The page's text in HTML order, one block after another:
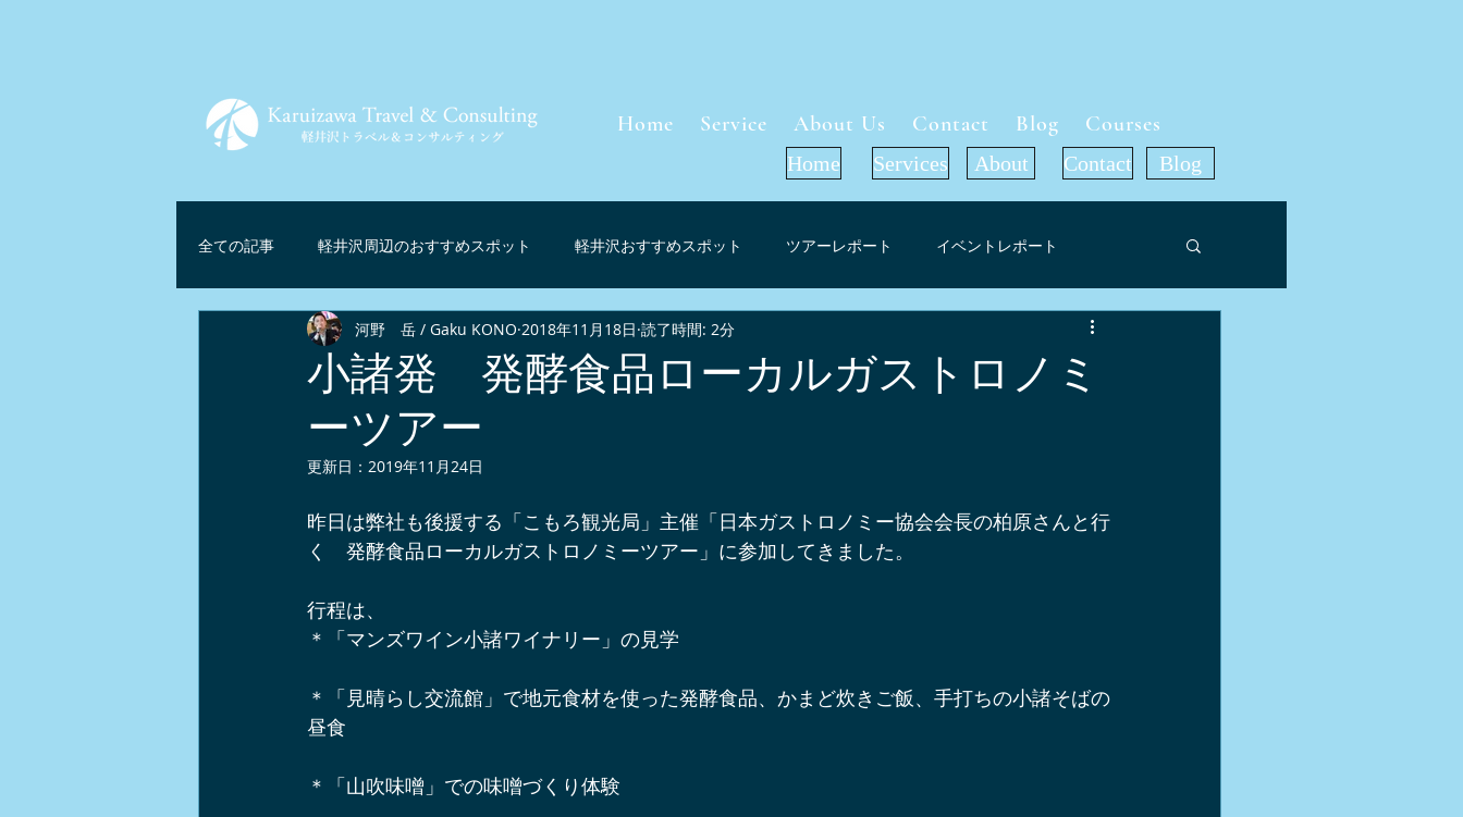
Home Service About Us Contact Blog Courses
Home Services About Contact Blog
全ての記事 軽井沢周辺のおすすめスポット 軽井沢おすすめスポット ツアーレポート イベントレポート
ツアー情報 軽井沢グルメ 軽井沢周辺グルメ インフォメーション
軽井沢リゾートテレワーク マーケット考察
小諸発 発酵食品ローカルガストロノミ
ーツアー
河野 岳 / Gaku KONO 2018年11月18日 読了時間: 2分
更新日： 2019年11月24日
昨日は弊社も後援する「こもろ観光局」主催「日本ガストロノミー協会会長の柏原さんと行
く　発酵食品ローカルガストロノミーツアー」に参加してきました。
行程は、
＊「マンズワイン小諸ワイナリー」の見学
＊「見晴らし交流館」で地元食材を使った発酵食品、かまど炊きご飯、手打ちの小諸そばの
昼食
＊「山吹味噌」での味噌づくり体験